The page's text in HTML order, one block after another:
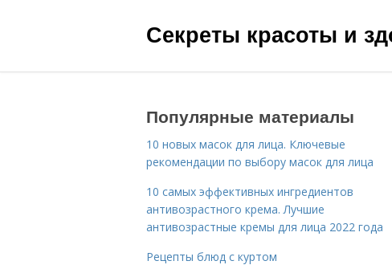
Секреты красоты и
Популярные материалы
10 новых масок для лица. Ключевые
рекомендации по выбору масок для лица
10 самых эффективных ингредиентов
антивозрастного крема. Лучшие
антивозрастные кремы для лица 2022 года
Рецепты блюд с куртом